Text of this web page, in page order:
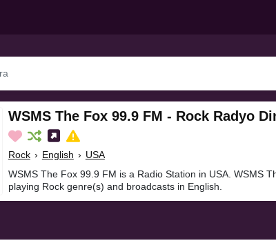
WSMS The Fox 99.9 FM - Rock Radyo
Rock › English › USA
WSMS The Fox 99.9 FM is a Radio Station in USA. WSMS
playing Rock genre(s) and broadcasts in English.